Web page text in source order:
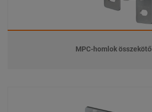
MPC-homlok összekötő